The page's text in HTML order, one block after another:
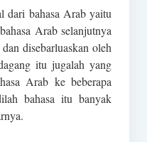
dari bahasa Arab yaitu
Arab selanjutnya
disebarluaskan oleh
itu jugalah yang
Arab ke beberapa
bahasa itu banyak